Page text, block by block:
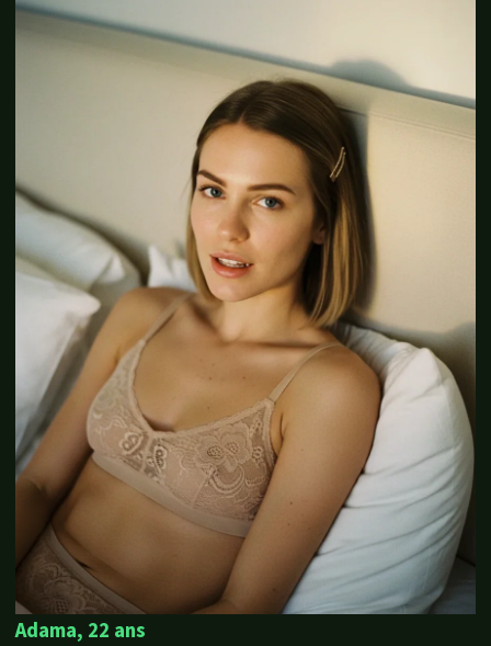
Adama, 22 ans